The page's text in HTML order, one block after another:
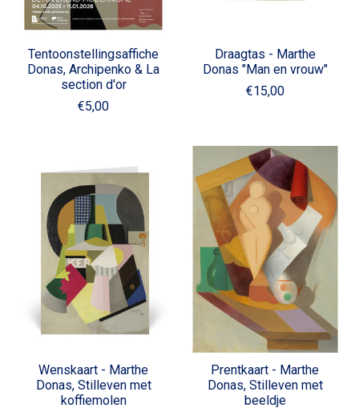
Tentoonstellingsaffiche
Donas, Archipenko & La
section d'or
€5,00
Draagtas - Marthe
Donas "Man en vrouw"
€15,00
Wenskaart - Marthe
Donas, Stilleven met
koffiemolen
Prentkaart - Marthe
Donas, Stilleven met
beeldje